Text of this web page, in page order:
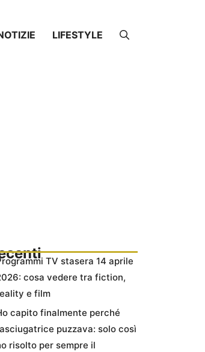
LIFESTYLE
TV stasera 14 aprile
cosa vedere tra fiction,
e film
capito finalmente perché
puzzava: solo così
risolto per sempre il